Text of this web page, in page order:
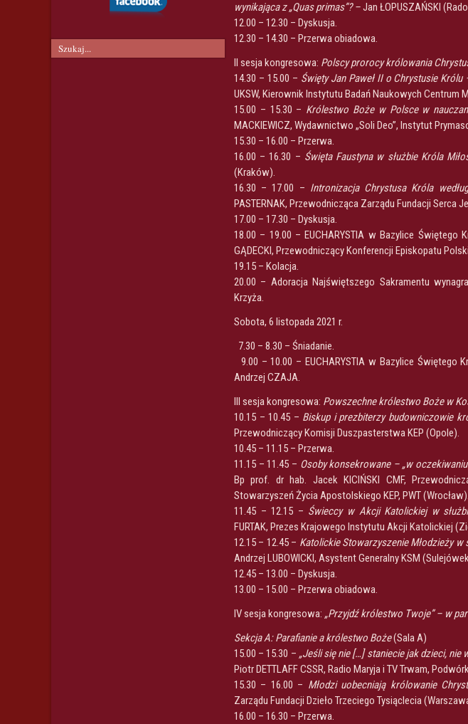
wynikająca z „Quas primas”? –Jan ŁOPUSZAŃSKI
12.00 – 12.30 – Dyskusja.
12.30 – 14.30 – Przerwa obiadowa.
II sesja kongresowa: Polscy prorocy królowania
14.30 – 15.00 – Święty Jan Paweł II o Chrystusie
UKSW, Kierownik Instytutu Badań Naukowych Centrum
15.00 – 15.30 – Królestwo Boże w Polsce w
MACKIEWICZ, Wydawnictwo „Soli Deo”, Instytut
15.30 – 16.00 – Przerwa.
16.00 – 16.30 – Święta Faustyna w służbie Króla
(Kraków).
16.30 – 17.00 – Intronizacja Chrystusa Króla
PASTERNAK, Przewodnicząca Zarządu Fundacji Serca
17.00 – 17.30 – Dyskusja.
18.00 – 19.00 – EUCHARYSTIA w Bazylice Świętego
GĄDECKI, Przewodniczący Konferencji Episkopatu
19.15 – Kolacja.
20.00 – Adoracja Najświętszego Sakramentu
Krzyża.
Sobota, 6 listopada 2021 r.
7.30 – 8.30 – Śniadanie.
9.00 – 10.00 – EUCHARYSTIA w Bazylice Świętego
Andrzej CZAJA.
III sesja kongresowa: Powszechne królestwo Boże w
10.15 – 10.45 – Biskup i prezbiterzy budowniczowie
Przewodniczący Komisji Duszpasterstwa KEP (Opole).
10.45 – 11.15 – Przerwa.
11.15 – 11.45 – Osoby konsekrowane – „w
Bp prof. dr hab. Jacek KICIŃSKI CMF,
Stowarzyszeń Życia Apostolskiego KEP, PWT (Wrocław).
11.45 – 12.15 – Świeccy w Akcji Katolickiej w
FURTAK, Prezes Krajowego Instytutu Akcji Katolickiej
12.15 – 12.45 – Katolickie Stowarzyszenie Młodzieży
Andrzej LUBOWICKI, Asystent Generalny KSM
12.45 – 13.00 – Dyskusja.
13.00 – 15.00 – Przerwa obiadowa.
IV sesja kongresowa: „Przyjdź królestwo Twoje” – w
Sekcja A: Parafianie a królestwo Boże(Sala A)
15.00 – 15.30 – „Jeśli się nie […] staniecie jak dzieci,
Piotr DETTLAFF CSSR, Radio Maryja i TV Trwam,
15.30 – 16.00 – Młodzi uobecniają królowanie
Zarządu Fundacji Dzieło Trzeciego Tysiąclecia
16.00 – 16.30 – Przerwa.